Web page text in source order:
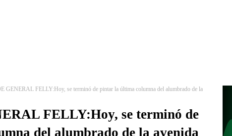
GENERAL FELLY:Hoy, se terminó de pintar la última columna del alumbrado de la
FELLY:Hoy, se terminó de
del alumbrado de la avenida